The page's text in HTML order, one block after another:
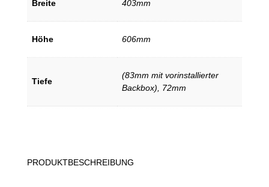
Breite 403mm
Höhe 606mm
Tiefe
(83mm mit vorinstallierter
Backbox), 72mm
PRODUKTBESCHREIBUNG